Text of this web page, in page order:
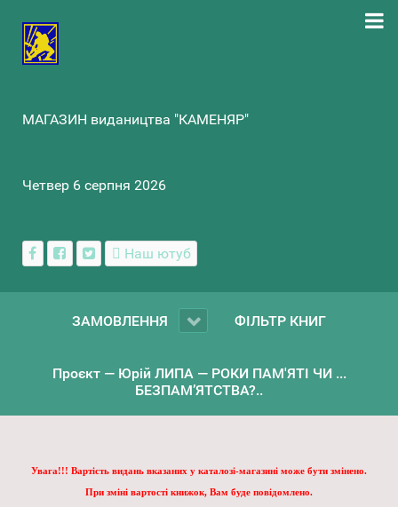
МАГАЗИН видаництва "КАМЕНЯР"
Четвер 6 серпня 2026
Наш ютуб
ЗАМОВЛЕННЯ ФІЛЬТР КНИГ
Проєкт — Юрій ЛИПА — РОКИ ПАМ'ЯТІ ЧИ ...
БЕЗПАМ’ЯТСТВА?..
Увага!!! Вартість видань вказаних у каталозі-магазині може бути змінено.
При зміні вартості книжок, Вам буде повідомлено.